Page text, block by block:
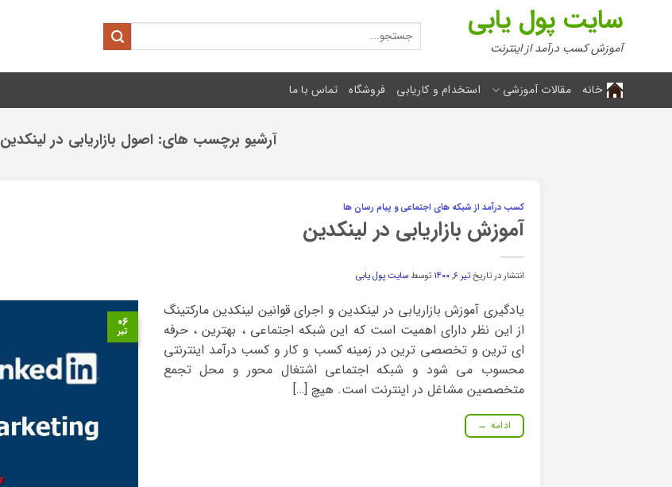
سایت پول یابی
آموزش کسب درآمد از اینترنت
جستجو
برای:
خانه مقالات آموزشی استخدام و کاریابی فروشگاه تماس با ما
آرشیو برچسب های: اصول بازاریابی در لینکدین
کسب درآمد از شبکه های اجتماعی و پیام رسان ها
آموزش بازاریابی در لینکدین
انتشار در تاریختیر ۶, ۱۴۰۰ توسطسایت پول یابی
۰۶
تیر
یادگیری آموزش بازاریابی در لینکدین و اجرای قوانین لینکدین مارکتینگ
از این نظر دارای اهمیت است که این شبکه اجتماعی ، بهترین ، حرفه
ای ترین و تخصصی ترین در زمینه کسب و کار و کسب درآمد اینترنتی
محسوب می شود و شبکه اجتماعی اشتغال محور و محل تجمع
متخصصین مشاغل در اینترنت است. هیچ […]
ادامه →